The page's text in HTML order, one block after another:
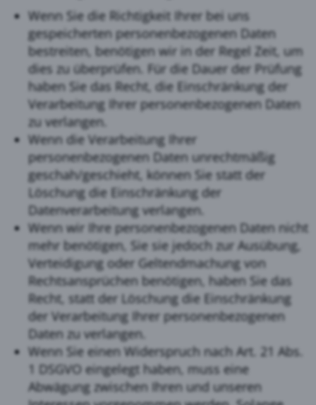
Wenn Sie die Richtigkeit Ihrer bei uns
gespeicherten personenbezogenen Daten
bestreiten, benötigen wir in der Regel Zeit, um
dies zu überprüfen. Für die Dauer der Prüfung
haben Sie das Recht, die Einschränkung der
Verarbeitung Ihrer personenbezogenen Daten
zu verlangen.
Wenn die Verarbeitung Ihrer
personenbezogenen Daten unrechtmäßig
geschah/geschieht, können Sie statt der
Löschung die Einschränkung der
Datenverarbeitung verlangen.
Wenn wir Ihre personenbezogenen Daten nicht
mehr benötigen, Sie sie jedoch zur Ausübung,
Verteidigung oder Geltendmachung von
Rechtsansprüchen benötigen, haben Sie das
Recht, statt der Löschung die Einschränkung
der Verarbeitung Ihrer personenbezogenen
Daten zu verlangen.
Wenn Sie einen Widerspruch nach Art. 21 Abs.
1 DSGVO eingelegt haben, muss eine
Abwägung zwischen Ihren und unseren